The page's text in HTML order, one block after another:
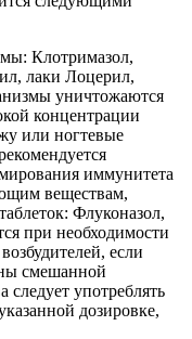
Клотримазол,
лаки Лоцерил,
уничтожаются
концентрации
или ногтевые
иммунитета
веществам,
Флуконазол,
при необходимости
если
смешанной
употреблять
дозировке,